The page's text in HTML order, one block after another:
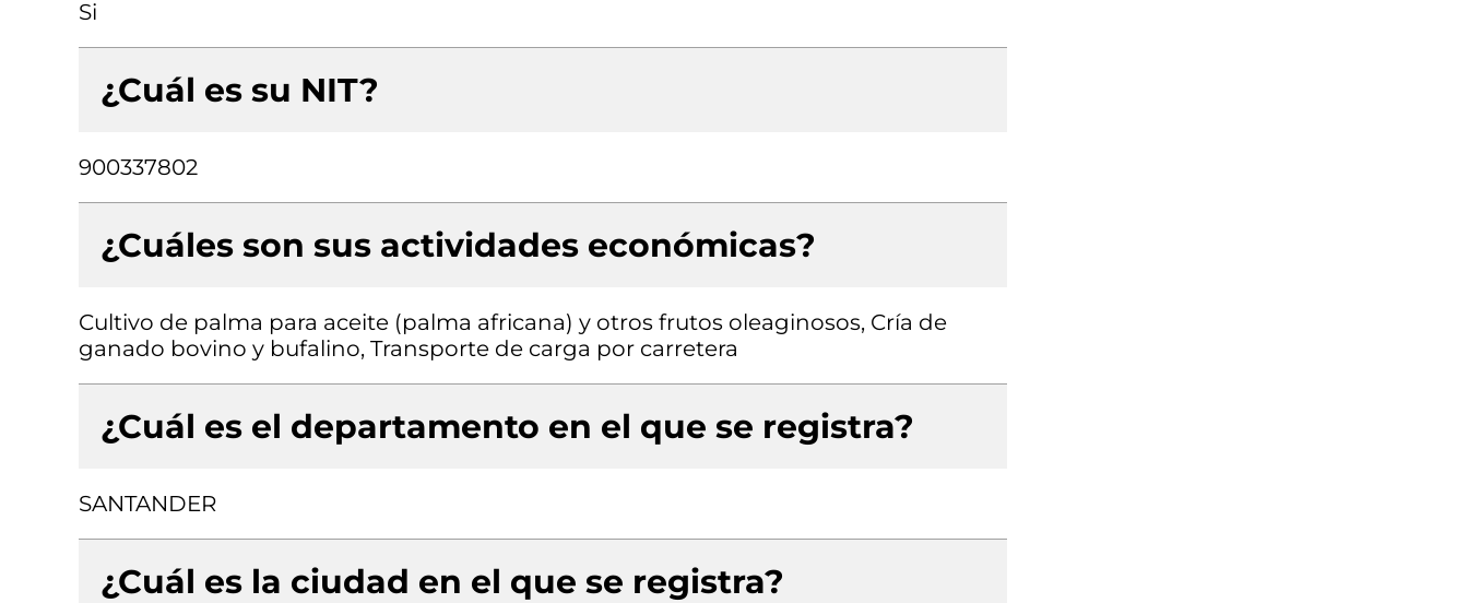
Si
¿Cuál es su NIT?
900337802
¿Cuáles son sus actividades económicas?
Cultivo de palma para aceite (palma africana) y otros frutos oleaginosos, Cría de
ganado bovino y bufalino, Transporte de carga por carretera
¿Cuál es el departamento en el que se registra?
SANTANDER
¿Cuál es la ciudad en el que se registra?